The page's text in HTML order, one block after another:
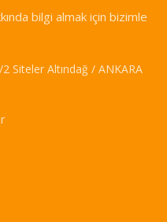
bilgi almak için bizimle
Siteler Altındağ / ANKARA